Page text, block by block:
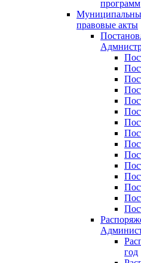
программ
правовые акты
год